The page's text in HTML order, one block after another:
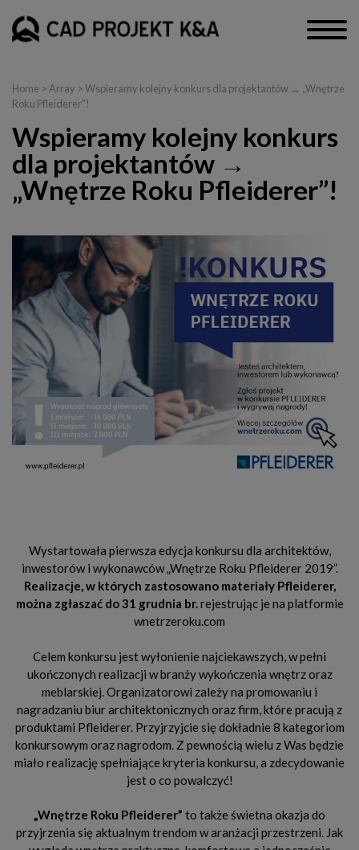
Home > Array > Wspieramy kolejny konkurs dla projektantów → „Wnętrze
Roku Pfleiderer”!
Wspieramy kolejny konkurs
dla projektantów →
„Wnętrze Roku Pfleiderer”!
Wystartowała pierwsza edycja konkursu dla architektów,
inwestorów i wykonawców „Wnętrze Roku Pfleiderer 2019”.
Realizacje, w których zastosowano materiały Pfleiderer,
można zgłaszać do 31 grudnia br.rejestrując je na platformie
wnetrzeroku.com
Celem konkursu jest wyłonienie najciekawszych, w pełni
ukończonych realizacji w branży wykończenia wnętrz oraz
meblarskiej. Organizatorowi zależy na promowaniu i
nagradzaniu biur architektonicznych oraz firm, które pracują z
produktami Pfleiderer. Przyjrzyjcie się dokładnie 8 kategoriom
konkursowym oraz nagrodom. Z pewnością wielu z Was będzie
miało realizację spełniające kryteria konkursu, a zdecydowanie
jest o co powalczyć!
„Wnętrze Roku Pfleiderer” to także świetna okazja do
przyjrzenia się aktualnym trendom w aranżacji przestrzeni. Jak